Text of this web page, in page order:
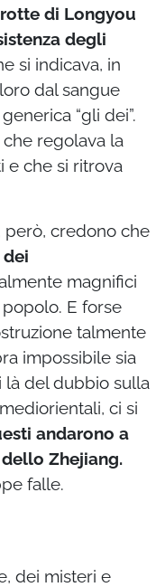
di Longyou
degli
si indicava, in
dal sangue
“gli dei”.
che regolava la
e che si ritrova
però, credono che
dei
magnifici
E forse
talmente
impossibile sia
là del dubbio sulla
ci si
andarono a
Zhejiang.
falle.
dei misteri e